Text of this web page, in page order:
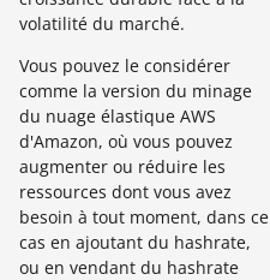
volatilité du marché.
Vous pouvez le considérer
comme la version du minage
du nuage élastique AWS
d'Amazon, où vous pouvez
augmenter ou réduire les
ressources dont vous avez
besoin à tout moment, dans ce
cas en ajoutant du hashrate,
ou en vendant du hashrate